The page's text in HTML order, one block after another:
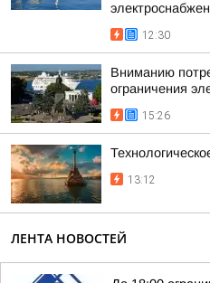
12:30
Вниманию
ограничения
15:26
13:12
ЛЕНТА НОВОСТЕЙ